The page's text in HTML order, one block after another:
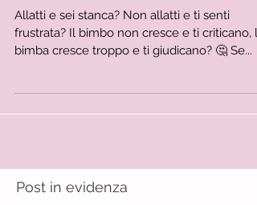
neomamme, future mamme
Allatti e sei stanca? Non allatti e ti senti
frustrata? Il bimbo non cresce e ti criticano, la